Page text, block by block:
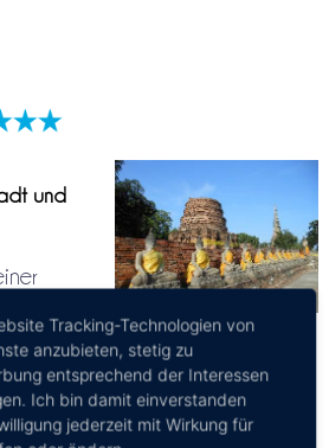
und
vertraut. Wir besuchen die
von Phom Phet und
von den gewaltigen
thailändischen Hauptstadt. Das
Tracking-Technologien von
anzubieten, stetig zu
entsprechend der Interessen
Ich bin damit einverstanden
jederzeit mit Wirkung für